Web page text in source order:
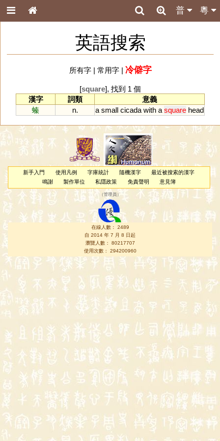
粵
普
英語搜索
所有字| 常用字| 冷僻字
[square], 找到 1 個
漢字
詞類
意義
螓
n. a small cicada with a square head
新手入門 使用凡例 字庫統計 隨機漢字
最近被搜索的漢字
鳴謝
製作單位 私隱政策 免責聲明 意見簿
（管理員 ）
在線人數： 2489
自 2014 年 7 月 8 日起
瀏覽人數： 80217707
使用次數： 294200960